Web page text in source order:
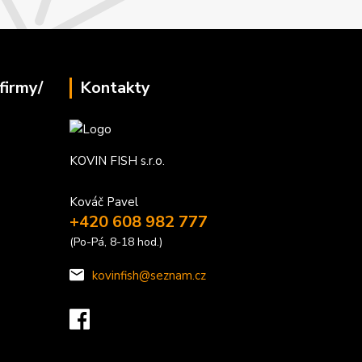
Kontakty
KOVIN FISH s.r.o.
Kováč Pavel
+420 608 982 777
(Po-Pá, 8-18 hod.)
kovinfish@seznam.cz